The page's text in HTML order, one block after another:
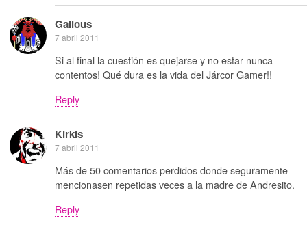
Galious
7 abril 2011
Si al final la cuestión es quejarse y no estar nunca
contentos! Qué dura es la vida del Járcor Gamer!!
Reply
Kirkis
7 abril 2011
Más de 50 comentarios perdidos donde seguramente
mencionasen repetidas veces a la madre de Andresito.
Reply